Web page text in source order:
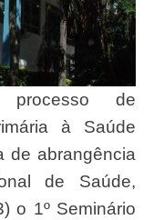
à Saúde
de abrangência
de Saúde,
o 1º Seminário